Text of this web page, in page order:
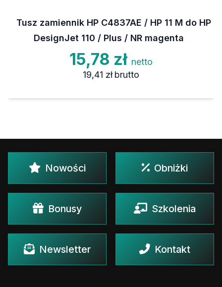
Tusz zamiennik HP C4837AE / HP 11 M do HP
DesignJet 110 / Plus / NR magenta
15,78 zł netto
19,41 zł brutto
Nowości Obniżki
Bonusy Szkolenia
Newsletter Kontakt